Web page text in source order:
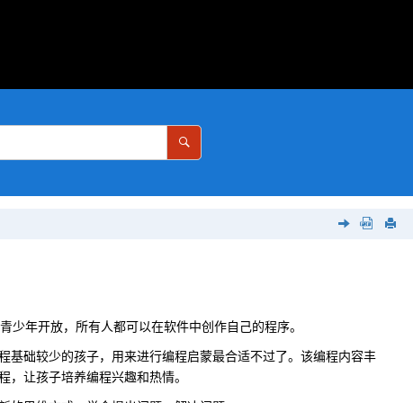
少年开放，所有人都可以在软件中创作自己的程序。
基础较少的孩子，用来进行编程启蒙最合适不过了。该编程内容丰
让孩子培养编程兴趣和热情。